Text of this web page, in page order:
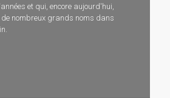
et qui, encore aujourd'hui,
nombreux grands noms dans